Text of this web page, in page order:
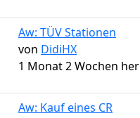
Aw: TÜV Stationen
von DidiHX
1 Monat 2 Wochen her
Aw: Kauf eines CR